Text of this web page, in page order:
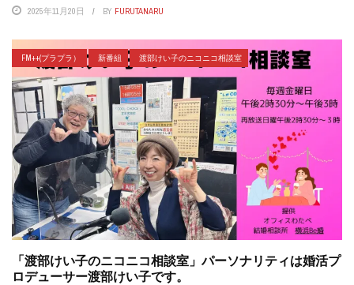
2025年11月20日 BY FURUTANARU
FM++(プラプラ） 新番組 渡部けい子のニコニコ相談室
「渡部けい子のニコニコ相談室」パーソナリティは婚活プ
ロデューサー渡部けい子です。